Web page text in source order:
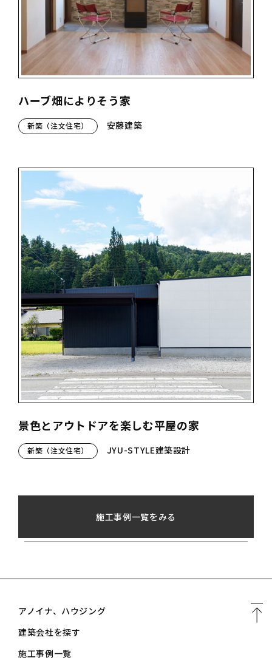
ハーブ畑によりそう家
新築（注文住宅） 安藤建築
景色とアウトドアを楽しむ平屋の家
新築（注文住宅） JYU-STYLE建築設計
施工事例一覧をみる
アノイナ、ハウジング
建築会社を探す
施工事例一覧